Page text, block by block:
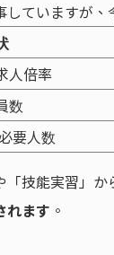
していますが、
人倍率
数
要人数
「技能実習」
れます 。